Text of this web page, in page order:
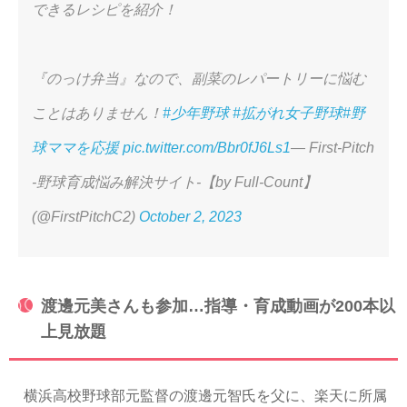
できるレシピを紹介！
『のっけ弁当』なので、副菜のレパートリーに悩む
ことはありません！ #少年野球 #拡がれ女子野球#野
球ママを応援 pic.twitter.com/Bbr0fJ6Ls1— First-Pitch
-野球育成悩み解決サイト-【by Full-Count】
(@FirstPitchC2) October 2, 2023
渡邊元美さんも参加…指導・育成動画が200本以
上見放題
横浜高校野球部元監督の渡邊元智氏を父に、楽天に所属